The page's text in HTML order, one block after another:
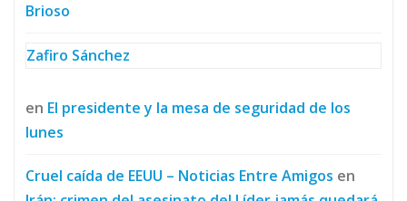
Brioso
Zafiro Sánchez
en El presidente y la mesa de seguridad de los
lunes
Cruel caída de EEUU – Noticias Entre Amigos en